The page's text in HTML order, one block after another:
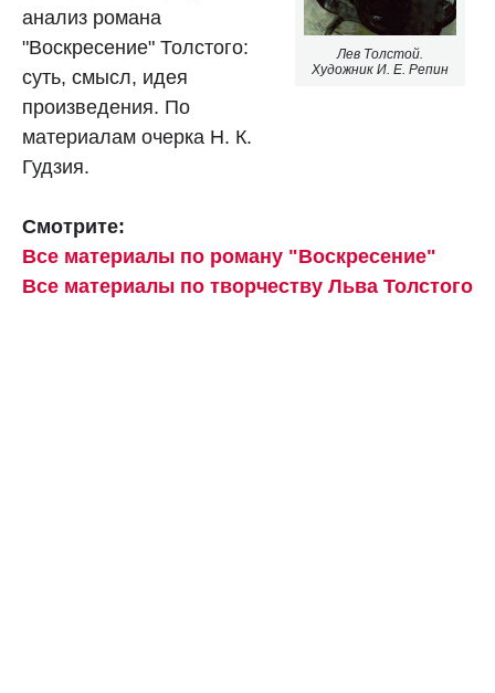
Лев Толстой.
Художник И. Е. Репин
анализ романа
"Воскресение" Толстого:
суть, смысл, идея
произведения. По
материалам очерка Н. К.
Гудзия.
Смотрите:
Все материалы по роману "Воскресение"
Все материалы по творчеству Льва Толстого